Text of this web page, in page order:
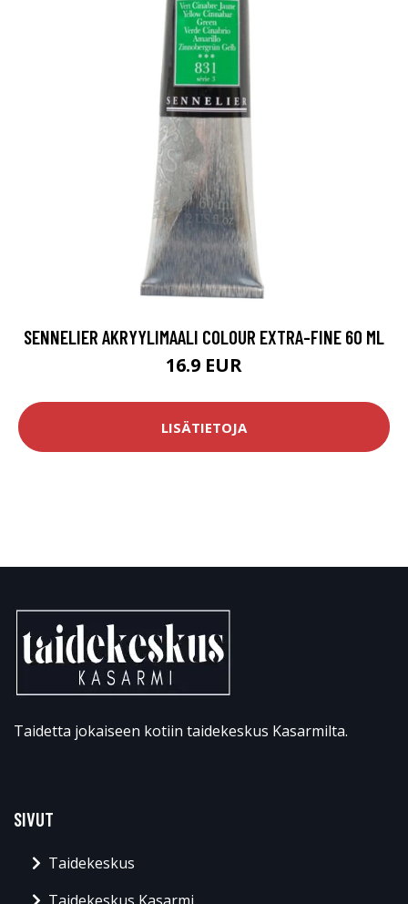
SENNELIER AKRYYLIMAALI COLOUR EXTRA-FINE 60 ML
16.9 EUR
LISÄTIETOJA
Taidetta jokaiseen kotiin taidekeskus Kasarmilta.
SIVUT
Taidekeskus